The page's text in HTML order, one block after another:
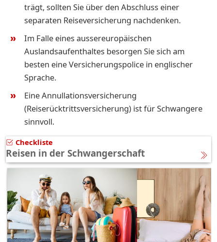
trägt, sollten Sie über den Abschluss einer
separaten Reiseversicherung nachdenken.
Im Falle eines aussereuropäischen
Auslandsaufenthaltes besorgen Sie sich am
besten eine Versicherungspolice in englischer
Sprache.
Eine Annullationsversicherung
(Reiserücktrittsversicherung) ist für Schwangere
sinnvoll.
Checkliste
Reisen in der Schwangerschaft